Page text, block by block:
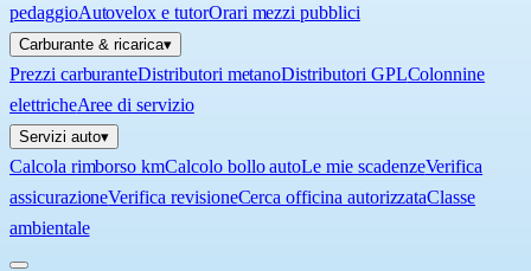
pedaggioAutovelox e tutorOrari mezzi pubblici
Carburante & ricarica▾
Prezzi carburanteDistributori metanoDistributori GPLColonnine
elettricheAree di servizio
Servizi auto▾
Calcola rimborso kmCalcolo bollo autoLe mie scadenzeVerifica
assicurazioneVerifica revisioneCerca officina autorizzataClasse
ambientale